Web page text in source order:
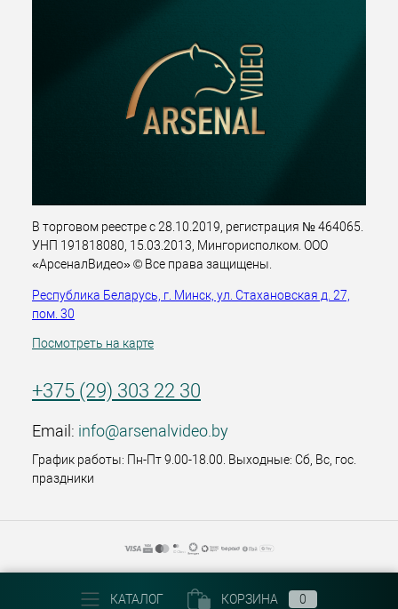
В торговом реестре с 28.10.2019, регистрация № 464065.
УНП 191818080, 15.03.2013, Мингорисполком. ООО
«АрсеналВидео» © Все права защищены.
Республика Беларусь, г. Минск, ул. Стахановская д. 27,
пом. 30
Посмотреть на карте
+375 (29) 303 22 30
Email: info@arsenalvideo.by
График работы: Пн-Пт 9.00-18.00. Выходные: Сб, Вс, гос.
праздники
КАТАЛОГ КОРЗИНА 0